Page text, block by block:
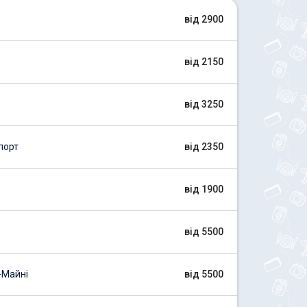
від 2900
від 2150
від 3250
від 2350
від 1900
від 5500
від 5500